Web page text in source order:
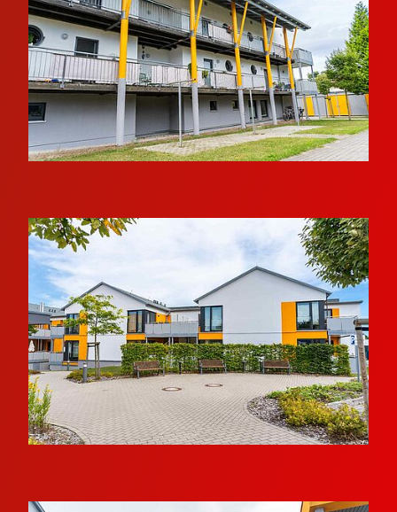
Zugang ins Freie. Von den oberen
Laubengängen genießen Sie einen schönen
Blick auf den Greifswalder Bodden.
Die Wohnungen im Obergeschoss sind bequem
mit einem Personenaufzug erreichbar.
Die Wohnungen verfügen über einen getrennten
Wohn- und Schlafbereich, Flur, Bad sowie eine
Küchennische. Einige Wohnungen bieten
zusätzlich einen Balkon.
Das Wohnzimmer ist mit einem
Breitbandkabelanschluss für TV und Radio
sowie mit einem Hausnotruftelefon ausgestattet.
Sie können Ihre Wohnung individuell mit Ihren
eigenen Möbeln einrichten und Ihr neues